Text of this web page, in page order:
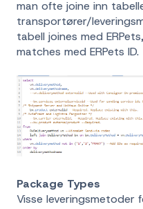
man ofte joine inn
transportører/
tabell joines med
matches med ERPets ID.
Package Types
Visse leveringsmetoder